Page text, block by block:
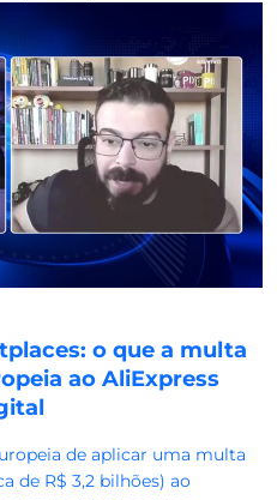
o que a multa
ao AliExpress
de aplicar uma multa
de R$ 3,2 bilhões) ao